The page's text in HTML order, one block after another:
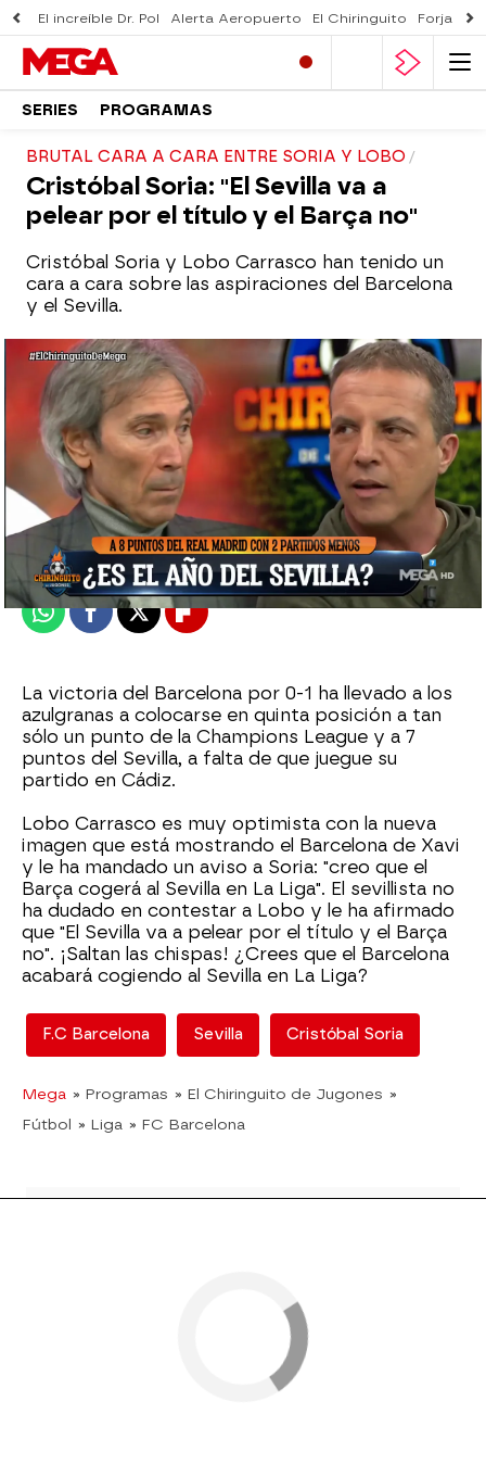
El increíble Dr. Pol Alerta Aeropuerto El Chiringuito Forjado
SERIES PROGRAMAS
BRUTAL CARA A CARA ENTRE SORIA Y LOBO
Cristóbal Soria: "El Sevilla va a
pelear por el título y el Barça no"
Cristóbal Soria y Lobo Carrasco han tenido un
cara a cara sobre las aspiraciones del Barcelona
y el Sevilla.
El Chiringuito
Madrid
Publicado:03 de enero de 2022, 02:32
WhatsappFacebook
X Flipboard
La victoria del Barcelona por 0-1 ha llevado a los
azulgranas a colocarse en quinta posición a tan
sólo un punto de la Champions League y a 7
puntos del Sevilla, a falta de que juegue su
partido en Cádiz.
Lobo Carrasco es muy optimista con la nueva
imagen que está mostrando el Barcelona de Xavi
y le ha mandado un aviso a Soria: "creo que el
Barça cogerá al Sevilla en La Liga". El sevillista no
ha dudado en contestar a Lobo y le ha afirmado
que "El Sevilla va a pelear por el título y el Barça
no". ¡Saltan las chispas! ¿Crees que el Barcelona
acabará cogiendo al Sevilla en La Liga?
F.C Barcelona Sevilla Cristóbal Soria
Mega » Programas » El Chiringuito de Jugones »
Fútbol » Liga » FC Barcelona